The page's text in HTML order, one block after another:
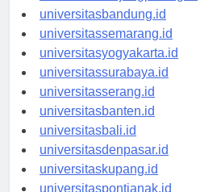
universitastanjungpinang.id
universitasbandung.id
universitassemarang.id
universitasyogyakarta.id
universitassurabaya.id
universitasserang.id
universitasbanten.id
universitasbali.id
universitasdenpasar.id
universitaskupang.id